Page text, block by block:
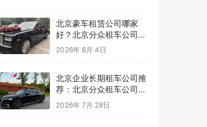
北京豪车租赁公司哪家
好？北京分众租车公司提
供高品质商务豪车出行服
2026年 8月 4日
北京企业长期租车公司推
荐：北京分众租车公司提
供稳定高效的企业用车方
2026年 7月 28日